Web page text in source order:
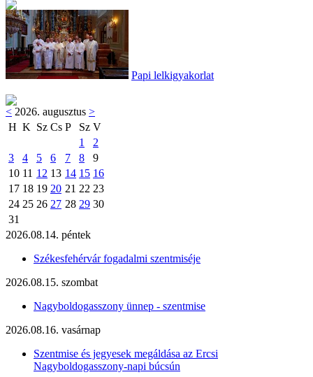
Papi lelkigyakorlat
< 2026. augusztus >
H K Sz Cs P Sz V
1
2
3
4 5 6 7 8
9
10 11 12 13 14 15 16
17 18 19 20 21 22 23
24 25 26 27 28 29 30
31
2026.08.14. péntek
Székesfehérvár fogadalmi szentmiséje
2026.08.15. szombat
Nagyboldogasszony ünnep - szentmise
2026.08.16. vasárnap
Szentmise és jegyesek megáldása az Ercsi
Nagyboldogasszony-napi búcsún